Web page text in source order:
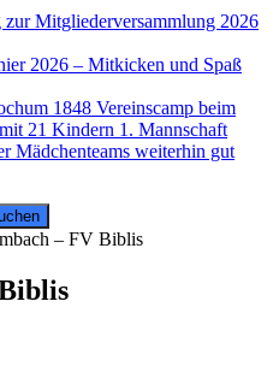
zur Mitgliederversammlung 2026
2026 – Mitkicken und Spaß
1848 Vereinscamp beim
21 Kindern 1. Mannschaft
Mädchenteams weiterhin gut
– FV Biblis